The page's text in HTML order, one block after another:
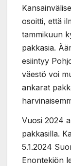
osoitti, että
tammikuun
pakkasia.
esiintyy
väestö voi
ankarat
Vuosi 2024
pakkasilla.
5.1.2024
Enontekiön